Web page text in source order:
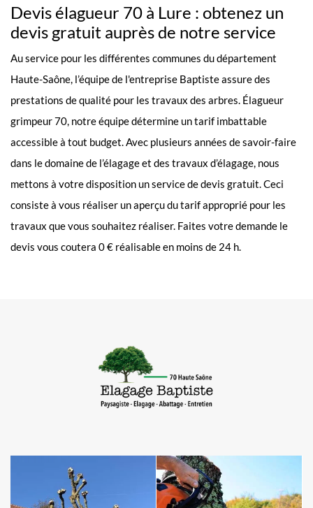
Devis élagueur 70 à Lure : obtenez un
devis gratuit auprès de notre service
Au service pour les différentes communes du département
Haute-Saône, l’équipe de l'entreprise Baptiste assure des
prestations de qualité pour les travaux des arbres. Élagueur
grimpeur 70, notre équipe détermine un tarif imbattable
accessible à tout budget. Avec plusieurs années de savoir-faire
dans le domaine de l’élagage et des travaux d’élagage, nous
mettons à votre disposition un service de devis gratuit. Ceci
consiste à vous réaliser un aperçu du tarif approprié pour les
travaux que vous souhaitez réaliser. Faites votre demande le
devis vous coutera 0 € réalisable en moins de 24 h.